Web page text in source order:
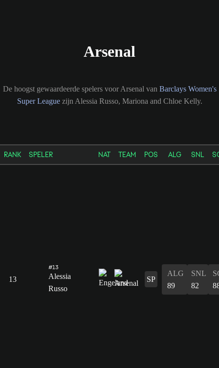
Arsenal
De hoogst gewaardeerde spelers voor Arsenal van Barclays Women's
Super Leaguezijn Alessia Russo, Mariona and Chloe Kelly.
RANK SPELER NAT TEAM POS ALG SNL
13
#13
Alessia
Russo
SP
ALG
89
SNL
82